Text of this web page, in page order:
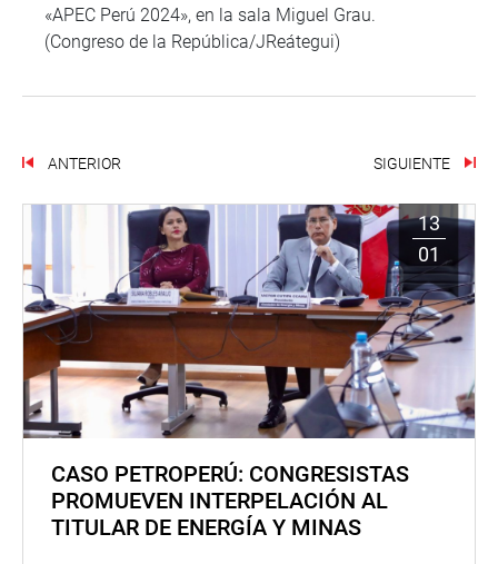
«APEC Perú 2024», en la sala Miguel Grau.
(Congreso de la República/JReátegui)
ANTERIOR SIGUIENTE
13
01
CASO PETROPERÚ: CONGRESISTAS
PROMUEVEN INTERPELACIÓN AL
TITULAR DE ENERGÍA Y MINAS